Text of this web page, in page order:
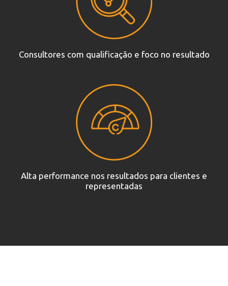
Consultores com qualificação e foco no resultado
Alta performance nos resultados para clientes e
representadas